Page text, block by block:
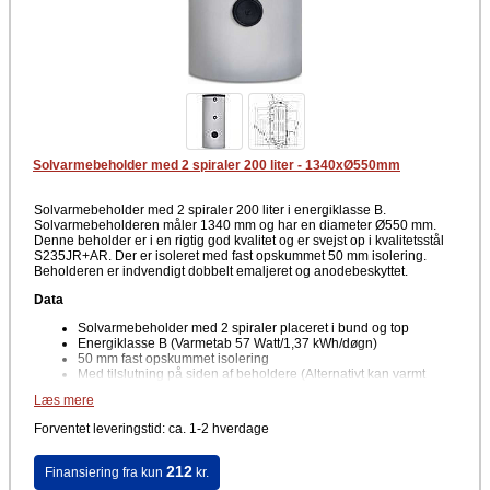
Solvarmebeholder med 2 spiraler 200 liter - 1340xØ550mm
Solvarmebeholder med 2 spiraler 200 liter i energiklasse B.
Solvarmebeholderen måler 1340 mm og har en diameter Ø550 mm.
Denne beholder er i en rigtig god kvalitet og er svejst op i kvalitetsstål
S235JR+AR. Der er isoleret med fast opskummet 50 mm isolering.
Beholderen er indvendigt dobbelt emaljeret og anodebeskyttet.
Data
Solvarmebeholder med 2 spiraler placeret i bund og top
Energiklasse B (Varmetab 57 Watt/1,37 kWh/døgn)
50 mm fast opskummet isolering
Med tilslutning på siden af beholdere (Alternativt kan varmt
Emaljeret på alle overflader som er i berøring med brugsvand
Offeranode
Tekniske data
Læs mere
Forventet leveringstid: ca. 1-2 hverdage
Finansiering fra kun 212kr.